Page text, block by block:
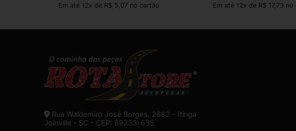
Em até 12x de R$ 5,07 no cartão Em até 12x de R$ 17,73 no
Rua Waldemiro José Borges, 2882 - Itinga
Joinville - SC - CEP: 89233-635